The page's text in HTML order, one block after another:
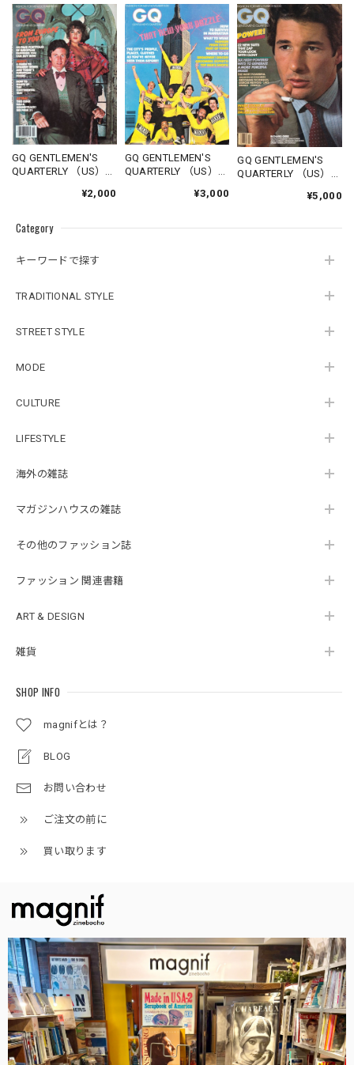
Category
キーワードで探す
TRADITIONAL STYLE
STREET STYLE
MODE
CULTURE
LIFESTYLE
海外の雑誌
マガジンハウスの雑誌
その他のファッション誌
ファッション 関連書籍
ART & DESIGN
雑貨
SHOP INFO
magnifとは？
BLOG
お問い合わせ
ご注文の前に
買い取ります
GQ GENTLEMEN'S
QUARTERLY （US）
¥2,000
GQ GENTLEMEN'S
QUARTERLY （US）
¥3,000
GQ GENTLEMEN'S
QUARTERLY （US）
¥5,000